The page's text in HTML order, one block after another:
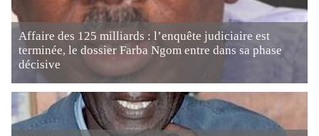
Affaire des 125 milliards : l’enquête judiciaire est
terminée, le dossier Farba Ngom entre dans sa phase
décisive